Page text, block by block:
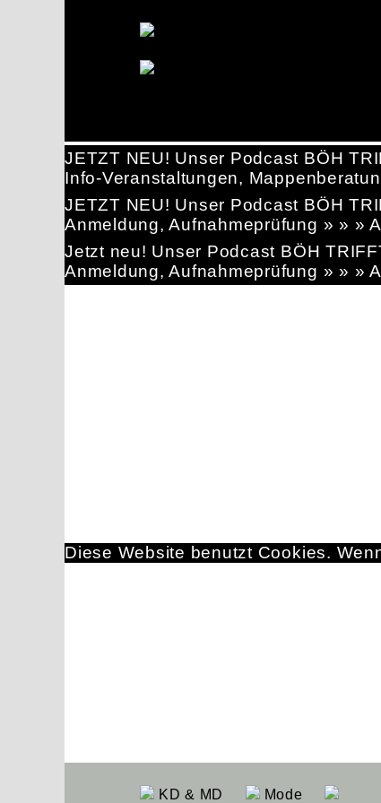
JETZT NEU! Unser Podcast BÖH
Info-Veranstaltungen,
JETZT NEU! Unser Podcast BÖH
Anmeldung, Aufnahmeprüfung » » »
Jetzt neu! Unser Podcast BÖH
Anmeldung, Aufnahmeprüfung » » »
KD & MD Mode
Diese Website benutzt Cookies.